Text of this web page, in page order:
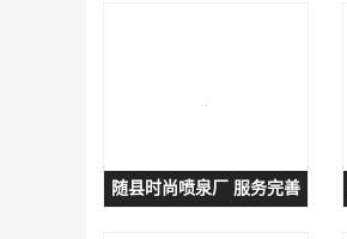
随县时尚喷泉厂 服务完善